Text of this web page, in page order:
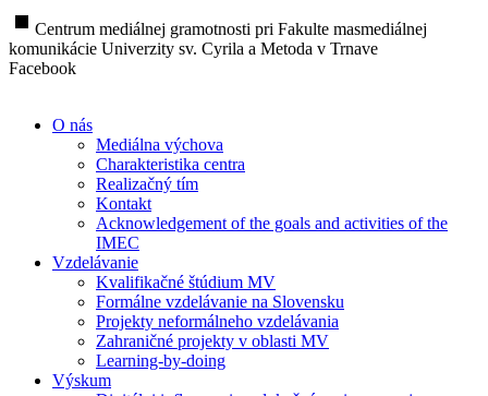
stop Centrum mediálnej gramotnosti pri Fakulte masmediálnej
komunikácie Univerzity sv. Cyrila a Metoda v Trnave
Facebook
O nás
Mediálna výchova
Charakteristika centra
Realizačný tím
Kontakt
Acknowledgement of the goals and activities of the
IMEC
Vzdelávanie
Kvalifikačné štúdium MV
Formálne vzdelávanie na Slovensku
Projekty neformálneho vzdelávania
Zahraničné projekty v oblasti MV
Learning-by-doing
Výskum